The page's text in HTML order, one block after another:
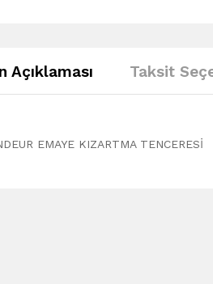
Açıklaması Taksit
EMAYE KIZARTMA TENCERESİ